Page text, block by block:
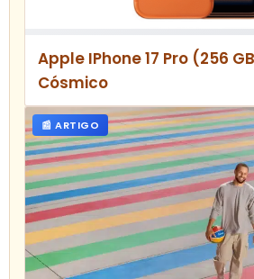
Apple IPhone 17 Pro (256
Cósmico
📰 ARTIGO